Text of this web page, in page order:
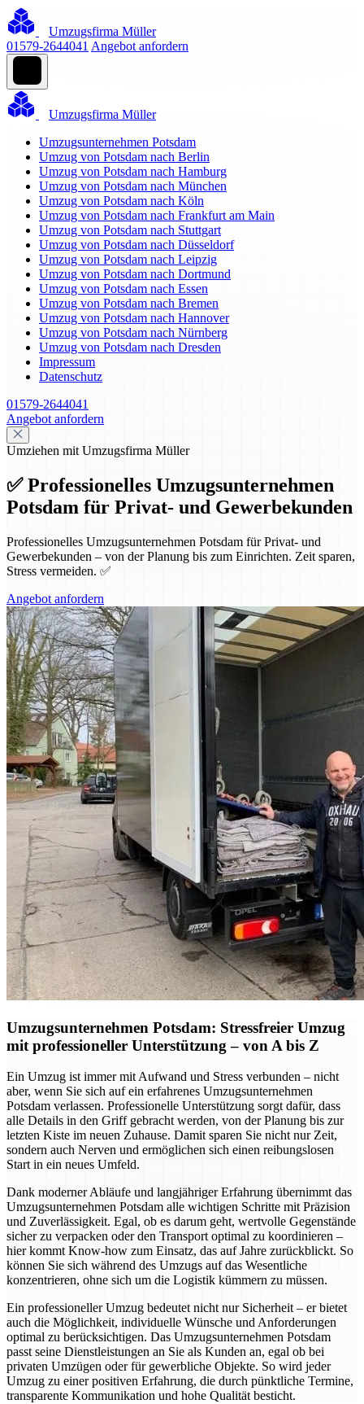
Umzugsfirma Müller
01579-2644041 Angebot anfordern
Umzugsfirma Müller
Umzugsunternehmen Potsdam
Umzug von Potsdam nach Berlin
Umzug von Potsdam nach Hamburg
Umzug von Potsdam nach München
Umzug von Potsdam nach Köln
Umzug von Potsdam nach Frankfurt am Main
Umzug von Potsdam nach Stuttgart
Umzug von Potsdam nach Düsseldorf
Umzug von Potsdam nach Leipzig
Umzug von Potsdam nach Dortmund
Umzug von Potsdam nach Essen
Umzug von Potsdam nach Bremen
Umzug von Potsdam nach Hannover
Umzug von Potsdam nach Nürnberg
Umzug von Potsdam nach Dresden
Impressum
Datenschutz
01579-2644041
Angebot anfordern
Umziehen mit Umzugsfirma Müller
✅ Professionelles Umzugsunternehmen
Potsdam für Privat- und Gewerbekunden
Professionelles Umzugsunternehmen Potsdam für Privat- und
Gewerbekunden – von der Planung bis zum Einrichten. Zeit sparen,
Stress vermeiden. ✅
Angebot anfordern
Umzugsunternehmen Potsdam: Stressfreier Umzug
mit professioneller Unterstützung – von A bis Z
Ein Umzug ist immer mit Aufwand und Stress verbunden – nicht
aber, wenn Sie sich auf ein erfahrenes Umzugsunternehmen
Potsdam verlassen. Professionelle Unterstützung sorgt dafür, dass
alle Details in den Griff gebracht werden, von der Planung bis zur
letzten Kiste im neuen Zuhause. Damit sparen Sie nicht nur Zeit,
sondern auch Nerven und ermöglichen sich einen reibungslosen
Start in ein neues Umfeld.
Dank moderner Abläufe und langjähriger Erfahrung übernimmt das
Umzugsunternehmen Potsdam alle wichtigen Schritte mit Präzision
und Zuverlässigkeit. Egal, ob es darum geht, wertvolle Gegenstände
sicher zu verpacken oder den Transport optimal zu koordinieren –
hier kommt Know-how zum Einsatz, das auf Jahre zurückblickt. So
können Sie sich während des Umzugs auf das Wesentliche
konzentrieren, ohne sich um die Logistik kümmern zu müssen.
Ein professioneller Umzug bedeutet nicht nur Sicherheit – er bietet
auch die Möglichkeit, individuelle Wünsche und Anforderungen
optimal zu berücksichtigen. Das Umzugsunternehmen Potsdam
passt seine Dienstleistungen an Sie als Kunden an, egal ob bei
privaten Umzügen oder für gewerbliche Objekte. So wird jeder
Umzug zu einer positiven Erfahrung, die durch pünktliche Termine,
transparente Kommunikation und hohe Qualität besticht.